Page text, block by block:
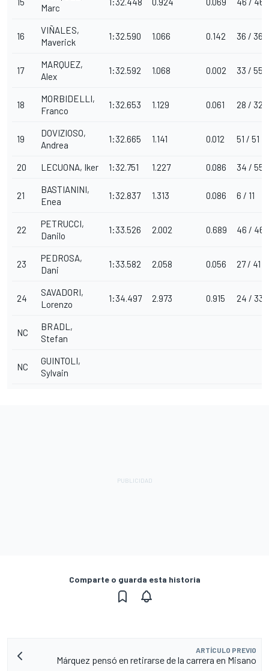
Marc
16
VIÑALES,
Maverick
1:32.590 1.066 0.142 36 / 36
17
MARQUEZ,
Alex
1:32.592 1.068 0.002 33 / 55
18
MORBIDELLI,
Franco
1:32.653 1.129 0.061 28 / 32
19
DOVIZIOSO,
Andrea
1:32.665 1.141 0.012 51 / 51
20 LECUONA, Iker 1:32.751 1.227 0.086 34 / 55
21
BASTIANINI,
Enea
1:32.837 1.313 0.086 6 / 11
22
PETRUCCI,
Danilo
1:33.526 2.002 0.689 46 / 46
23
PEDROSA,
Dani
1:33.582 2.058 0.056 27 / 41
24
SAVADORI,
Lorenzo
1:34.497 2.973 0.915 24 / 33
NC
BRADL,
Stefan
NC
GUINTOLI,
Sylvain
Comparte o guarda esta historia
ARTÍCULO PREVIO
Márquez pensó en retirarse de la carrera en Misano